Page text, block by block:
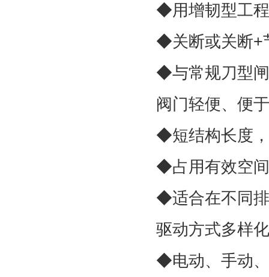
◆用增韧型工
◆关断或关断+
◆与常规刀型
阀门轻便、便
◆短结构长度
◆占用有效空
◆适合在不同
驱动方式多样
◆电动、手动